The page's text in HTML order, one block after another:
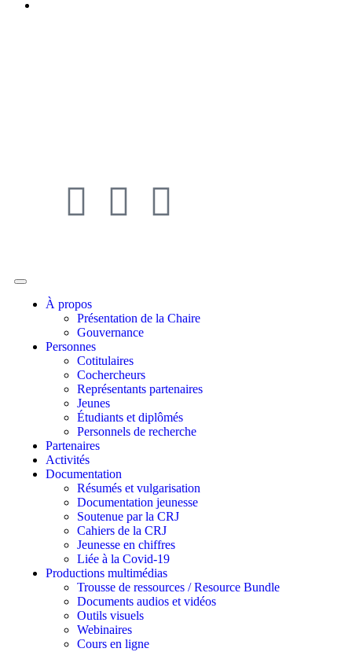
À propos
Présentation de la Chaire
Gouvernance
Personnes
Cotitulaires
Cochercheurs
Représentants partenaires
Jeunes
Étudiants et diplômés
Personnels de recherche
Partenaires
Activités
Documentation
Résumés et vulgarisation
Documentation jeunesse
Soutenue par la CRJ
Cahiers de la CRJ
Jeunesse en chiffres
Liée à la Covid-19
Productions multimédias
Trousse de ressources / Resource Bundle
Documents audios et vidéos
Outils visuels
Webinaires
Cours en ligne